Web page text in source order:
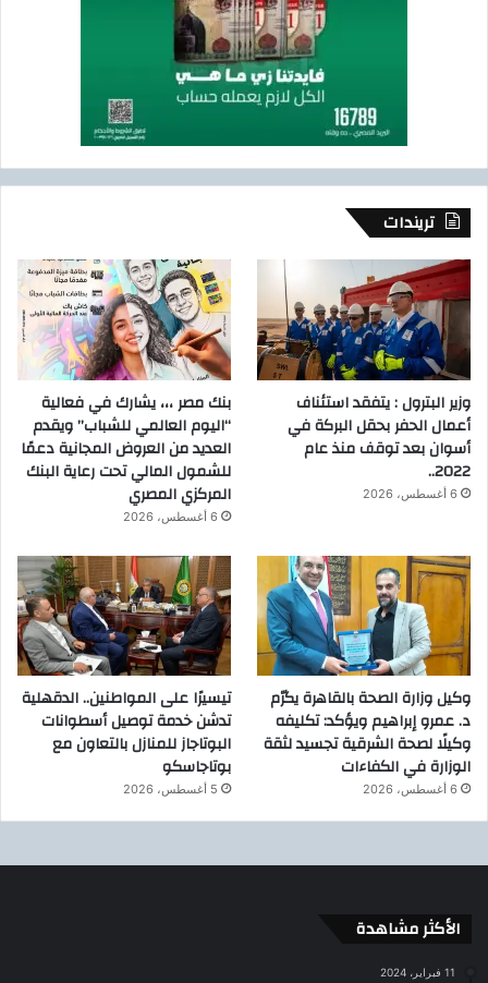
تريندات
وزير البترول : يتفقد استئناف
أعمال الحفر بحقل البركة في
أسوان بعد توقف منذ عام
2022..
6 أغسطس، 2026
بنك مصر ،،، يشارك في فعالية
“اليوم العالمي للشباب” ويقدم
العديد من العروض المجانية دعمًا
للشمول المالي تحت رعاية البنك
المركزي المصري
6 أغسطس، 2026
وكيل وزارة الصحة بالقاهرة يكرّم
د. عمرو إبراهيم ويؤكد: تكليفه
وكيلًا لصحة الشرقية تجسيد لثقة
الوزارة في الكفاءات
6 أغسطس، 2026
تيسيرًا على المواطنين.. الدقهلية
تدشن خدمة توصيل أسطوانات
البوتاجاز للمنازل بالتعاون مع
بوتاجاسكو
5 أغسطس، 2026
الأكثر مشاهدة
11 فبراير، 2024